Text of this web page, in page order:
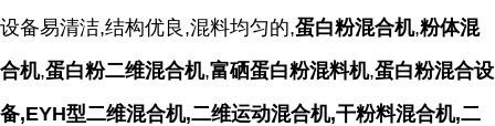
设备易清洁,结构优良,混料均匀的,蛋白粉混合机,粉体混
合机,蛋白粉二维混合机,富硒蛋白粉混料机,蛋白粉混合设
备,EYH型二维混合机,二维运动混合机,干粉料混合机,二